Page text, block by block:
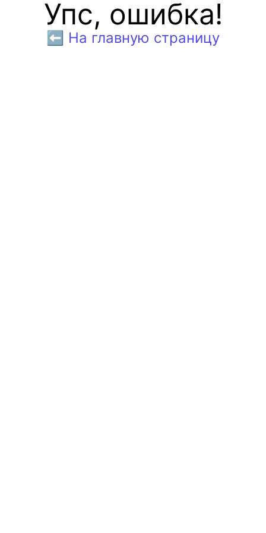
Упс, ошибка!
⬅️ На главную страницу